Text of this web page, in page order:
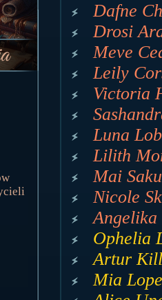
Dafne
Drosi
Meve
Leily
Victoria
Luna
Lilith
Mai
Nicole
Ophelia
Artur
Mia